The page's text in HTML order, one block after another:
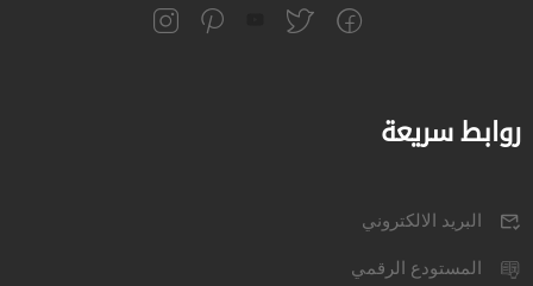
روابط سريعة
البريد الالكتروني
المستودع الرقمي